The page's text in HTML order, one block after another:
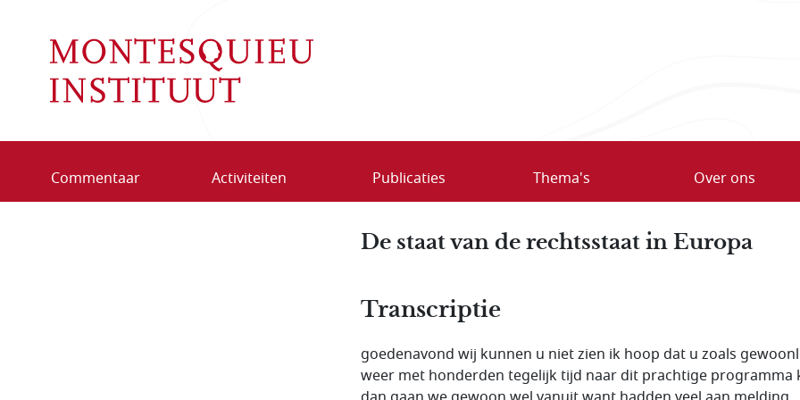
Commentaar Activiteiten Publicaties Thema's Over ons
De staat van de rechtsstaat in Europa
Transcriptie
goedenavond wij kunnen u niet zien ik hoop dat u zoals
weer met honderden tegelijk tijd naar dit prachtige programma